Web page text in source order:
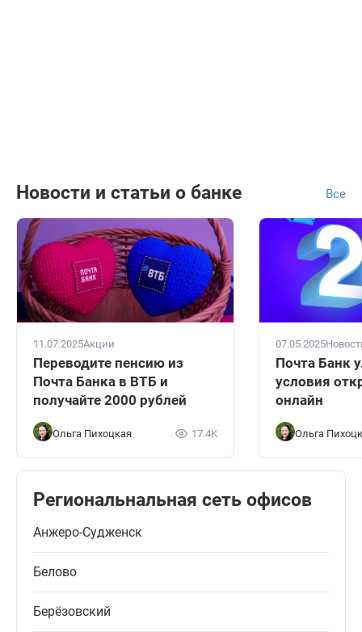
Новости и статьи о банке Все
11.07.2025Акции
Переводите пенсию из
Почта Банка в ВТБ и
получайте 2000 рублей
Ольга Пихоцкая 17.4K
07.05.2025
Почта Банк
условия
онлайн
Ольга
Региональнальная сеть офисов
Анжеро-Судженск
Белово
Берёзовский